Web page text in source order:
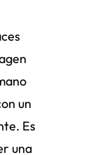
un
Es
una